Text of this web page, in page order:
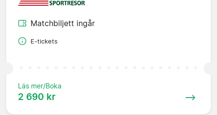
Matchbiljett ingår
E-tickets
Läs mer/Boka
2 690 kr